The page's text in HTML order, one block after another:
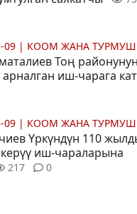
09 | КООМ ЖАНА ТУРМУШ
Тоң
иш-чарага
09 | КООМ ЖАНА ТУРМУШ
Үркүндүн 110
иш-чараларына
217 0